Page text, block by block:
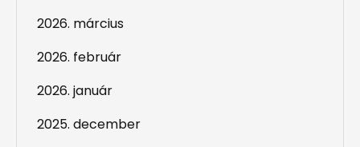
2026. március
2026. február
2026. január
2025. december